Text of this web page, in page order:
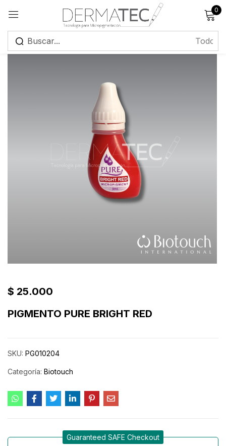
0
$ 25.000
PIGMENTO PURE BRIGHT RED
SKU: PG010204
Categoría: Biotouch
Guaranteed SAFE Checkout
Registrarse
¿Has olvidado tu contraseña?
Iniciar sesión
Crear una cuenta